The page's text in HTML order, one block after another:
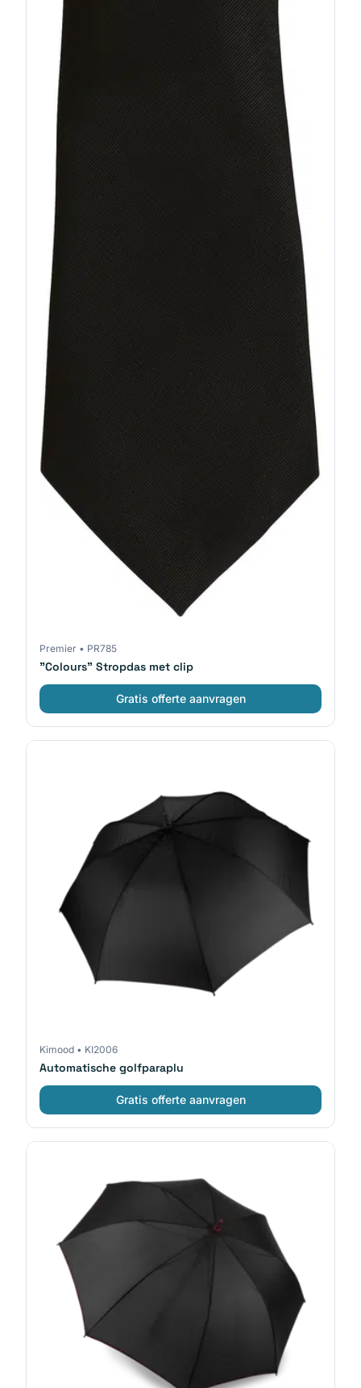
Premier • PR785
"Colours" Stropdas met clip
Gratis offerte aanvragen
Kimood • KI2006
Automatische golfparaplu
Gratis offerte aanvragen